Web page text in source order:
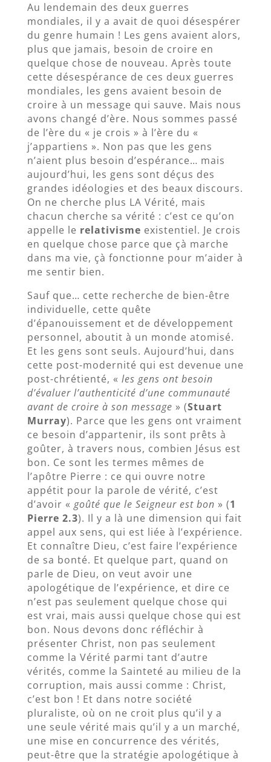
Au lendemain des deux guerres
mondiales, il y a avait de quoi désespérer
du genre humain ! Les gens avaient alors,
plus que jamais, besoin de croire en
quelque chose de nouveau. Après toute
cette désespérance de ces deux guerres
mondiales, les gens avaient besoin de
croire à un message qui sauve. Mais nous
avons changé d’ère. Nous sommes passé
de l’ère du « je crois » à l’ère du «
j’appartiens ». Non pas que les gens
n’aient plus besoin d’espérance… mais
aujourd’hui, les gens sont déçus des
grandes idéologies et des beaux discours.
On ne cherche plus LA Vérité, mais
chacun cherche sa vérité : c’est ce qu’on
appelle le relativisme existentiel. Je crois
en quelque chose parce que çà marche
dans ma vie, çà fonctionne pour m’aider à
me sentir bien.
Sauf que… cette recherche de bien-être
individuelle, cette quête
d’épanouissement et de développement
personnel, aboutit à un monde atomisé.
Et les gens sont seuls. Aujourd’hui, dans
cette post-modernité qui est devenue une
post-chrétienté, « les gens ont besoin
d’évaluer l’authenticité d’une communauté
avant de croire à son message » (Stuart
Murray). Parce que les gens ont vraiment
ce besoin d’appartenir, ils sont prêts à
goûter, à travers nous, combien Jésus est
bon. Ce sont les termes mêmes de
l’apôtre Pierre : ce qui ouvre notre
appétit pour la parole de vérité, c’est
d’avoir « goûté que le Seigneur est bon » (1
Pierre 2.3). Il y a là une dimension qui fait
appel aux sens, qui est liée à l’expérience.
Et connaître Dieu, c’est faire l’expérience
de sa bonté. Et quelque part, quand on
parle de Dieu, on veut avoir une
apologétique de l’expérience, et dire ce
n’est pas seulement quelque chose qui
est vrai, mais aussi quelque chose qui est
bon. Nous devons donc réfléchir à
présenter Christ, non pas seulement
comme la Vérité parmi tant d’autre
vérités, comme la Sainteté au milieu de la
corruption, mais aussi comme : Christ,
c’est bon ! Et dans notre société
pluraliste, où on ne croit plus qu’il y a
une seule vérité mais qu’il y a un marché,
une mise en concurrence des vérités,
peut-être que la stratégie apologétique à